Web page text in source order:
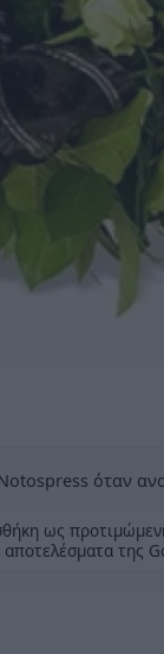
όταν
ως
αποτελέσματα της